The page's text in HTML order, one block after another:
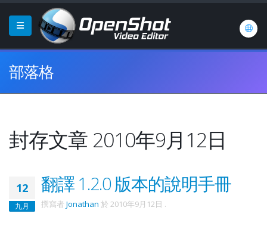
部落格
封存文章 2010年9月12日
12
九月
翻譯 1.2.0 版本的說明手冊
撰寫者 Jonathan 於 2010年9月12日 .